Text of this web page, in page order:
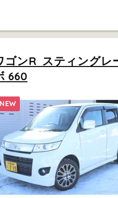
ゴンR スティングレ
660
NEW